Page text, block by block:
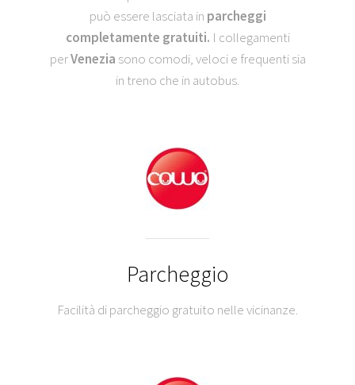
può essere lasciata in parcheggi
completamente gratuiti. I collegamenti
perVenezia sono comodi, veloci e frequenti sia
in treno che in autobus.
Parcheggio
Facilità di parcheggio gratuito nelle vicinanze.